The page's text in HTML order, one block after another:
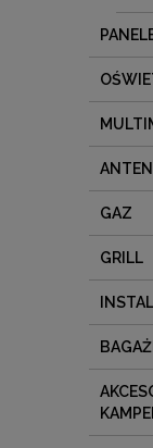
GAZ
GRILL